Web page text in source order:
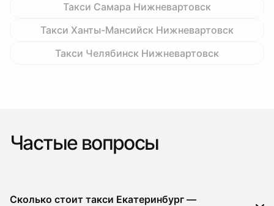
Такси Самара Нижневартовск
Такси Ханты-Мансийск Нижневартовск
Такси Челябинск Нижневартовск
Частые вопросы
Сколько стоит такси Екатеринбург —